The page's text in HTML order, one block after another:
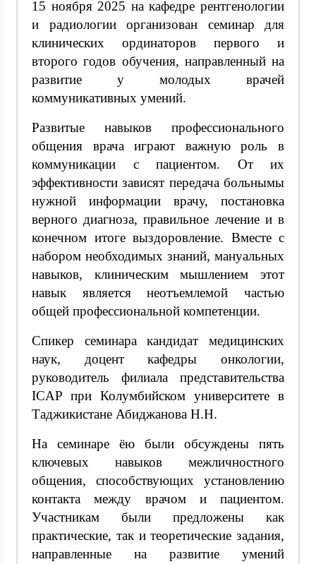
15 ноября 2025 на кафедре рентгенологии
и радиологии организован семинар для
клинических ординаторов первого и
второго годов обучения, направленный на
развитие у молодых врачей
коммуникативных умений.
Развитые навыков профессионального
общения врача играют важную роль в
коммуникации с пациентом. От их
эффективности зависят передача больнымы
нужной информации врачу, постановка
верного диагноза, правильное лечение и в
конечном итоге выздоровление. Вместе с
набором необходимых знаний, мануальных
навыков, клиническим мышлением этот
навык является неотъемлемой частью
общей профессиональной компетенции.
Спикер семинара кандидат медицинских
наук, доцент кафедры онкологии,
руководитель филиала представительства
ICAP при Колумбийском университете в
Таджикистане Абиджанова Н.Н.
На семинаре ёю были обсуждены пять
ключевых навыков межличностного
общения, способствующих установлению
контакта между врачом и пациентом.
Участникам были предложены как
практические, так и теоретические задания,
направленные на развитие умений